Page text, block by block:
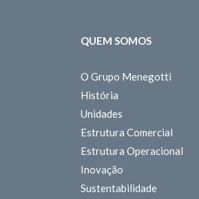
QUEM SOMOS
O Grupo Menegotti
História
Unidades
Estrutura Comercial
Estrutura Operacional
Inovação
Sustentabilidade